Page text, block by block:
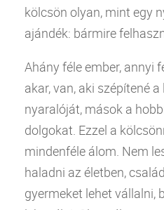
kölcsön olyan, mint egy
ajándék: bármire
Ahány féle ember, annyi
akar, van, aki szépítené
nyaralóját, mások a
dolgokat. Ezzel a
mindenféle álom. Nem
haladni az életben,
gyermeket lehet vállalni,